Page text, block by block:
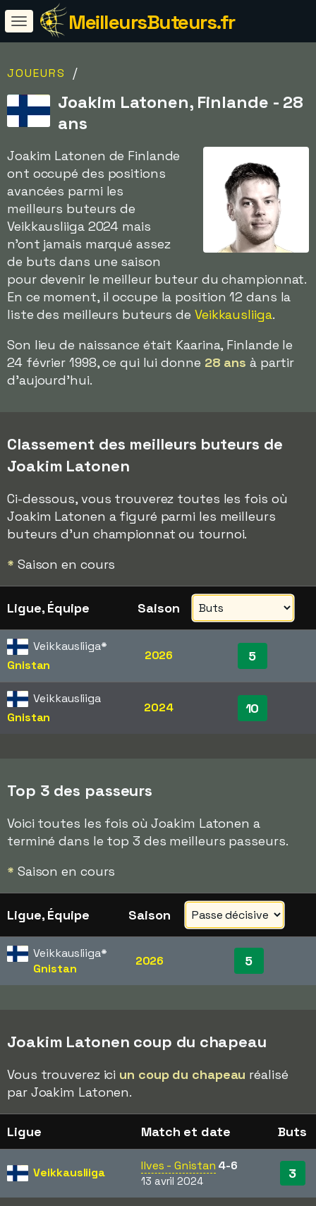
MeilleursButeurs.fr
JOUEURS /
Joakim Latonen, Finlande - 28
ans
Joakim Latonen de Finlande
ont occupé des positions
avancées parmi les
meilleurs buteurs de
Veikkausliiga 2024 mais
n'ont jamais marqué assez
de buts dans une saison
pour devenir le meilleur buteur du championnat.
En ce moment, il occupe la position 12 dans la
liste des meilleurs buteurs de Veikkausliiga.
Son lieu de naissance était Kaarina, Finlande le
24 février 1998, ce qui lui donne 28 ans à partir
d'aujourd'hui.
Classement des meilleurs buteurs de
Joakim Latonen
Ci-dessous, vous trouverez toutes les fois où
Joakim Latonen a figuré parmi les meilleurs
buteurs d'un championnat ou tournoi.
* Saison en cours
Ligue, Équipe Saison
Veikkausliiga*
Gnistan
2026 5
Veikkausliiga
Gnistan
2024 10
Top 3 des passeurs
Voici toutes les fois où Joakim Latonen a
terminé dans le top 3 des meilleurs passeurs.
* Saison en cours
Ligue, Équipe Saison
Veikkausliiga*
Gnistan
2026 5
Joakim Latonen coup du chapeau
Vous trouverez ici un coup du chapeau réalisé
par Joakim Latonen.
Ligue Match et date Buts
Veikkausliiga Ilves - Gnistan 4-6
13 avril 2024 3